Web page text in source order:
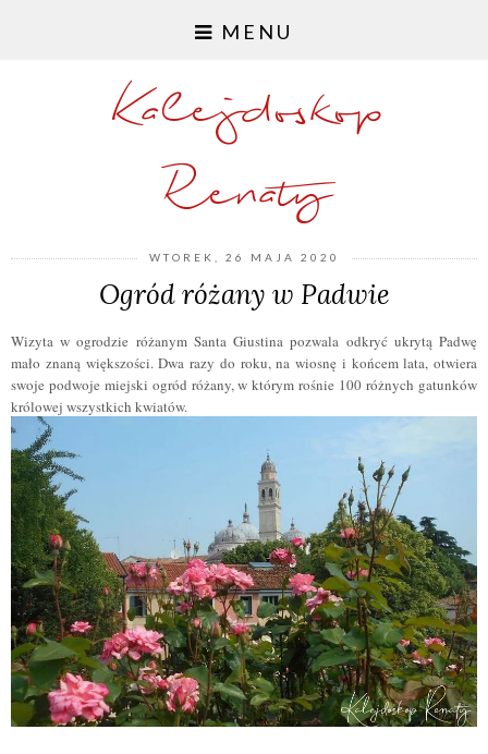
MENU
Kalejdoskop
Renaty
WTOREK, 26 MAJA 2020
Ogród różany w Padwie
Wizyta w ogrodzie różanym Santa Giustina pozwala odkryć ukrytą Padwę
mało znaną większości. Dwa razy do roku, na wiosnę i końcem lata, otwiera
swoje podwoje miejski ogród różany, w którym rośnie 100 różnych gatunków
królowej wszystkich kwiatów.